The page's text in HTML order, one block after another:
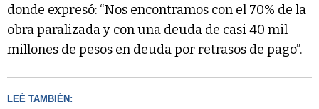
donde expresó: “Nos encontramos con el 70% de la
obra paralizada y con una deuda de casi 40 mil
millones de pesos en deuda por retrasos de pago”.
LEÉ TAMBIÉN: